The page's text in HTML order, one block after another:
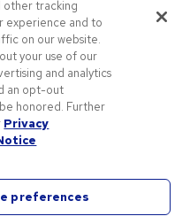
other tracking
experience and to
on our website.
your use of our
and analytics
an opt-out
honored. Further
Privacy
preferences